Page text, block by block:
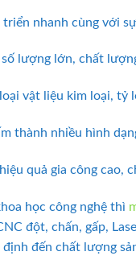
nhanh cùng với
lượng lớn, chất
vật liệu kim loại, tỷ
thành nhiều hình
quả gia công cao,
học công nghệ thì
đột, chấn, gấp,
đến chất lượng